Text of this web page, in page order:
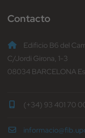
Contacto
Edificio B6 del
C/Jordi Girona, 1-3
08034 BARCELONA
(+34) 93 401 70